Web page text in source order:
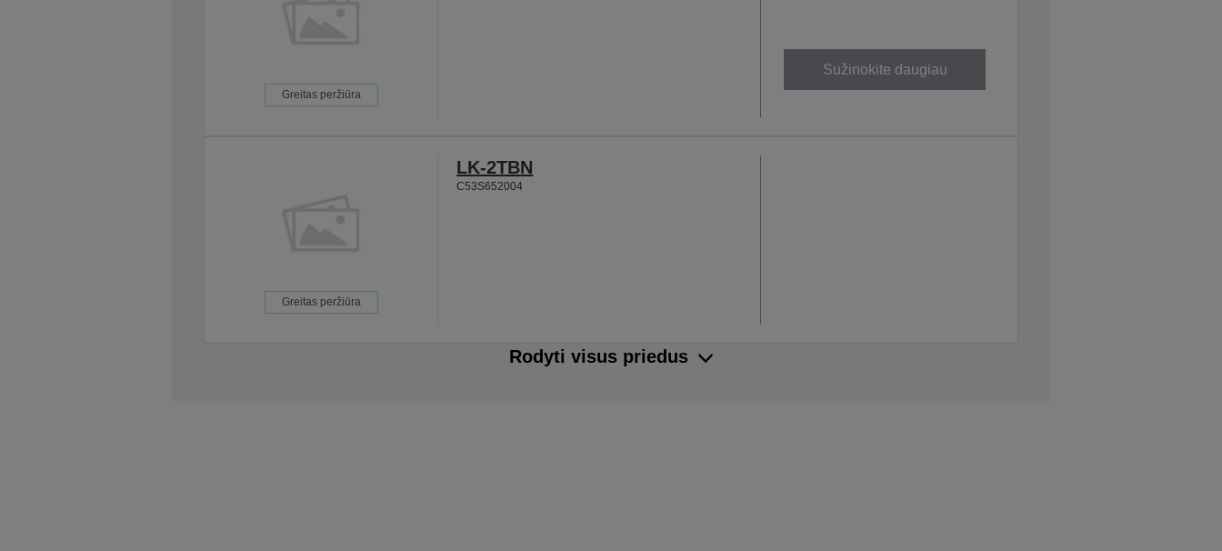
Greitas peržiūra
Sužinokite daugiau
Greitas peržiūra
LK-2TBN
C53S652004
Rodyti visus priedus